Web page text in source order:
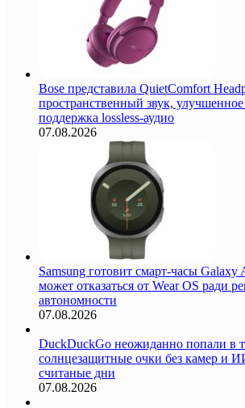
Bose представила QuietComfort
пространственный звук,
поддержка lossless-аудио
07.08.2026
Samsung готовит смарт-часы Galaxy
может отказаться от Wear OS ради
автономности
07.08.2026
DuckDuckGo неожиданно попали в
солнцезащитные очки без камер и
считаные дни
07.08.2026